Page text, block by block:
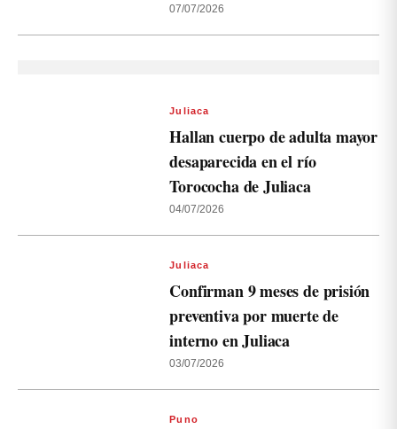
07/07/2026
Juliaca
Hallan cuerpo de adulta mayor
desaparecida en el río
Torococha de Juliaca
04/07/2026
Juliaca
Confirman 9 meses de prisión
preventiva por muerte de
interno en Juliaca
03/07/2026
Puno